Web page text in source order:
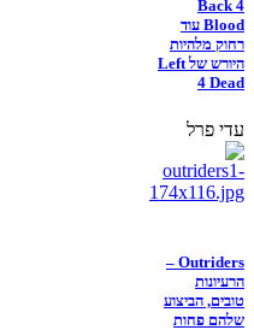
Back 4
Blood עוד
רחוק מלהיות
היורש של Left
4 Dead
עדי פרל
Outriders –
הרעיונות
טובים, הביצוע
שלהם פחות